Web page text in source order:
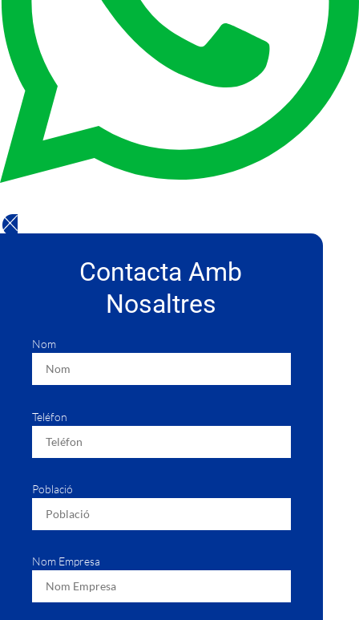
Contacta Amb
Nosaltres
Nom
Teléfon
Població
Nom Empresa